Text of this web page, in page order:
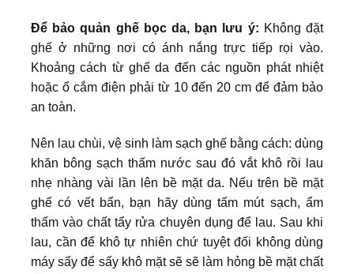
Để bảo quản ghế bọc da, bạn lưu ý: Không đặt
ghế ở những nơi có ánh nắng trực tiếp rọi vào.
Khoảng cách từ ghế da đến các nguồn phát nhiệt
hoặc ổ cắm điện phải từ 10 đến 20 cm để đảm bảo
an toàn.
Nên lau chùi, vệ sinh làm sạch ghế bằng cách: dùng
khăn bông sạch thấm nước sau đó vắt khô rồi lau
nhẹ nhàng vài lần lên bề mặt da. Nếu trên bề mặt
ghế có vết bẩn, bạn hãy dùng tấm mút sạch, ẩm
thấm vào chất tẩy rửa chuyên dụng để lau. Sau khi
lau, cần để khô tự nhiên chứ tuyệt đối không dùng
máy sấy để sấy khô mặt sẽ sẽ làm hỏng bề mặt chất